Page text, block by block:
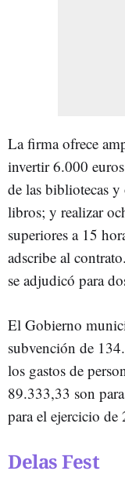
La firma ofrece
invertir 6.000
de las bibliotecas
libros; y realizar
superiores a 15
adscribe al
se adjudicó para
El Gobierno
subvención de
los gastos de
89.333,33 son
para el ejercicio de
Delas Fest